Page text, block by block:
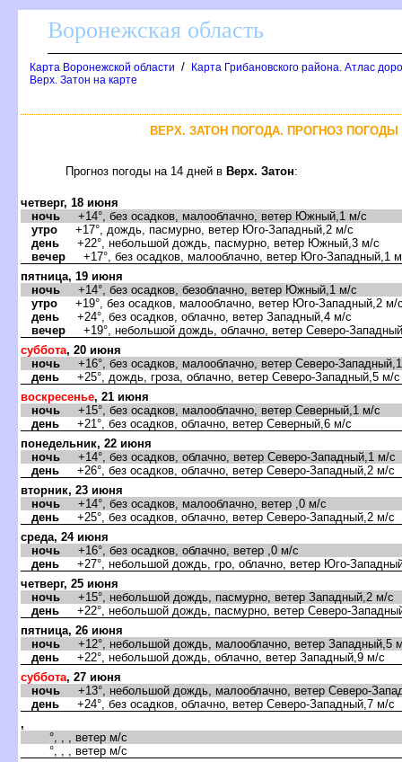
оронежская область
Карта Воронежской области /
Карта Грибановского района. Атлас
ерх. Затон на карте
ЕРХ. ЗАТОН ПОГОДА. ПРОГНОЗ ПОГОДЫ
Прогноз погоды на 14 дней ерх. Затон:
четверг, 18 июня
ночь +14°, без осадков, малооблачно, ветер Южный,1 м/с
утро +17°, дождь, пасмурно, ветер Юго-Западный,2 м/с
день +22°, небольшой дождь, пасмурно, ветер Южный,3 м/с
ечер +17°, без осадков, малооблачно, ветер Юго-Западный,1
пятница, 19 июня
ночь +14°, без осадков, безоблачно, ветер Южный,1 м/с
утро +19°, без осадков, малооблачно, ветер Юго-Западный,2 м/
день +24°, без осадков, облачно, ветер Западный,4 м/с
ечер +19°, небольшой дождь, облачно, ветер Северо-
суббота, 20 июня
ночь +16°, без осадков, малооблачно, ветер Северо-
день +25°, дождь, гроза, облачно, ветер Северо-Западный,5 м/с
оскресенье, 21 июня
ночь +15°, без осадков, малооблачно, ветер Северный,1 м/с
день +21°, без осадков, облачно, ветер Северный,6 м/с
понедельник, 22 июня
ночь +14°, без осадков, облачно, ветер Северо-Западный,1 м/с
день +26°, без осадков, облачно, ветер Северо-Западный,2 м/с
торник, 23 июня
ночь +14°, без осадков, малооблачно, ветер ,0 м/с
день +25°, без осадков, облачно, ветер Северо-Западный,2 м/с
среда, 24 июня
ночь +16°, без осадков, облачно, ветер ,0 м/с
день +27°, небольшой дождь, гро, облачно, ветер Юго-
четверг, 25 июня
ночь +15°, небольшой дождь, пасмурно, ветер Западный,2 м/с
день +22°, небольшой дождь, пасмурно, ветер Северо-
пятница, 26 июня
ночь +12°, небольшой дождь, малооблачно, ветер Западный,5
день +22°, небольшой дождь, облачно, ветер Западный,9 м/с
суббота, 27 июня
ночь +13°, небольшой дождь, малооблачно, ветер Северо-
день +24°, без осадков, облачно, ветер Северо-Западный,7 м/с
,
°, , , ветер м/с
°, , , ветер м/с